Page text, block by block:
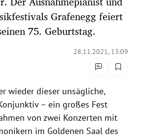
Grafenegg feiert
75. Geburtstag.
28.11.2021, 13:09
wieder dieser unsägliche,
– ein großes Fest
von zwei Konzerten mit
im Goldenen Saal des